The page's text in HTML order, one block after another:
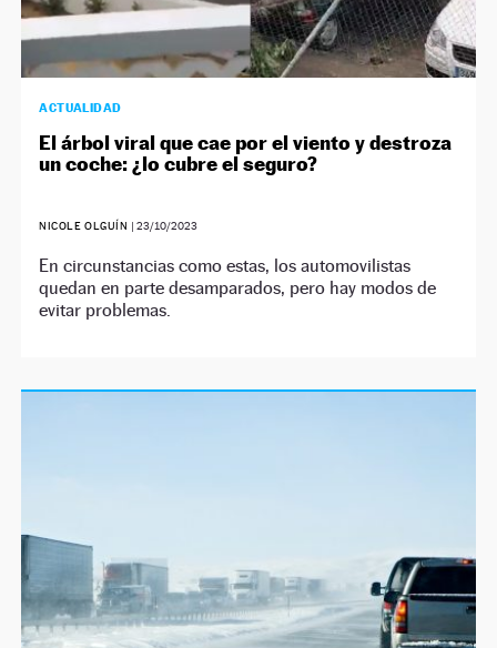
ACTUALIDAD
El árbol viral que cae por el viento y destroza
un coche: ¿lo cubre el seguro?
NICOLE OLGUÍN | 23/10/2023
En circunstancias como estas, los automovilistas
quedan en parte desamparados, pero hay modos de
evitar problemas.